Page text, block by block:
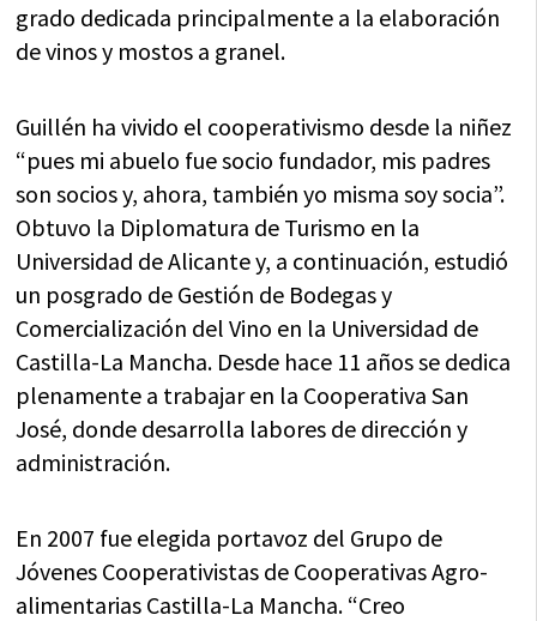
grado dedicada principalmente a la elaboración
de vinos y mostos a granel.
Guillén ha vivido el cooperativismo desde la niñez
“pues mi abuelo fue socio fundador, mis padres
son socios y, ahora, también yo misma soy socia”.
Obtuvo la Diplomatura de Turismo en la
Universidad de Alicante y, a continuación, estudió
un posgrado de Gestión de Bodegas y
Comercialización del Vino en la Universidad de
Castilla-La Mancha. Desde hace 11 años se dedica
plenamente a trabajar en la Cooperativa San
José, donde desarrolla labores de dirección y
administración.
En 2007 fue elegida portavoz del Grupo de
Jóvenes Cooperativistas de Cooperativas Agro-
alimentarias Castilla-La Mancha. “Creo